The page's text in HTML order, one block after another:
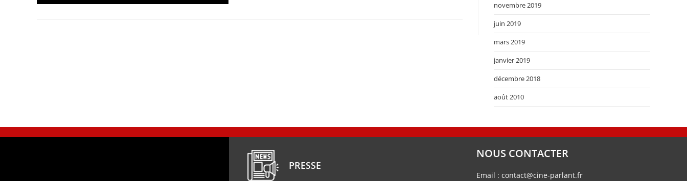
novembre 2019
juin 2019
mars 2019
janvier 2019
décembre 2018
août 2010
PRESSE
NOUS CONTACTER
Email : contact@cine-parlant.fr